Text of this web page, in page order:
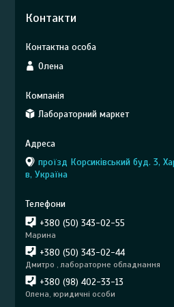
Контакти
Олена
Лабораторний маркет
проїзд Корсиківський буд. 3,
в, Україна
+380 (50) 343-02-55
Марина
+380 (50) 343-02-44
Дмитро , лабораторне обладнання
+380 (98) 402-33-13
Олена, юридичні особи